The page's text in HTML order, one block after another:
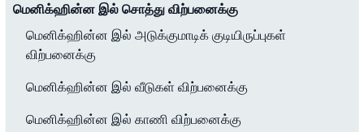
மெனிக்ஹின்ன இல் சொத்து விற்பனைக்கு
மெனிக்ஹின்ன இல் அடுக்குமாடிக் குடியிருப்புகள்
விற்பனைக்கு
மெனிக்ஹின்ன இல் வீடுகள் விற்பனைக்கு
மெனிக்ஹின்ன இல் காணி விற்பனைக்கு